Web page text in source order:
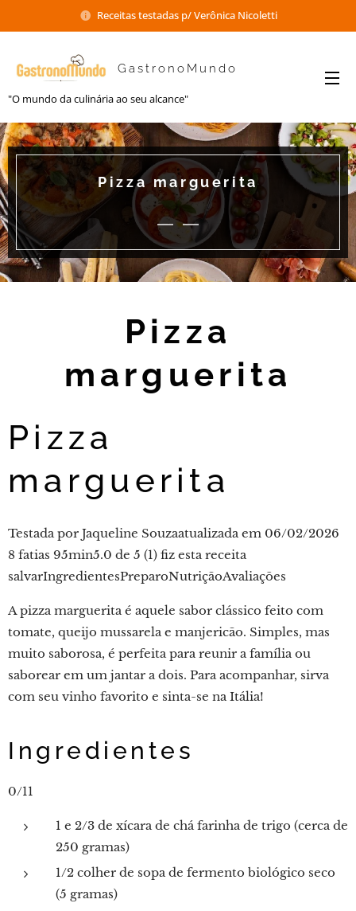
Receitas testadas p/ Verônica Nicoletti
GastronoMundo
"O mundo da culinária ao seu alcance"
Pizza marguerita
Pizza
marguerita
Pizza
marguerita
Testada por Jaqueline Souzaatualizada em 06/02/2026
8 fatias 95min5.0 de 5 (1) fiz esta receita
salvarIngredientesPreparoNutriçãoAvaliações
A pizza marguerita é aquele sabor clássico feito com
tomate, queijo mussarela e manjericão. Simples, mas
muito saborosa, é perfeita para reunir a família ou
saborear em um jantar a dois. Para acompanhar, sirva
com seu vinho favorito e sinta-se na Itália!
Ingredientes
0/11
1 e 2/3 de xícara de chá farinha de trigo (cerca de
250 gramas)
1/2 colher de sopa de fermento biológico seco
(5 gramas)